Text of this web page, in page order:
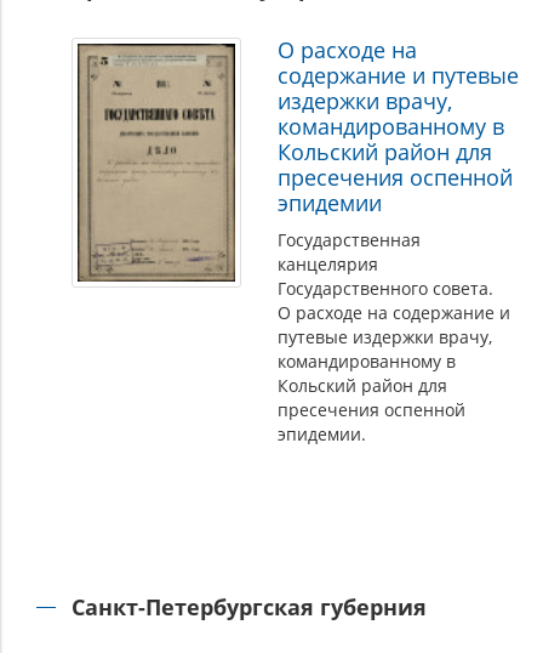
Российской
империи
О расходе на
содержание и путевые
издержки врачу,
командированному в
Кольский район для
пресечения оспенной
эпидемии
Государственная
канцелярия
Государственного совета.
О расходе на содержание и
путевые издержки врачу,
командированному в
Кольский район для
пресечения оспенной
эпидемии.
Санкт-Петербургская губерния